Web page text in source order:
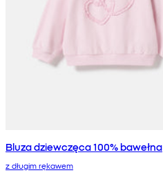
Bluza dziewczęca 100% bawełna
z długim rękawem